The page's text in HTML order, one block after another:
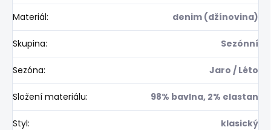
Materiál: denim (džínovina)
Skupina: Sezónní
Sezóna: Jaro / Léto
Složení materiálu: 98% bavlna, 2% elastan
Styl: klasický